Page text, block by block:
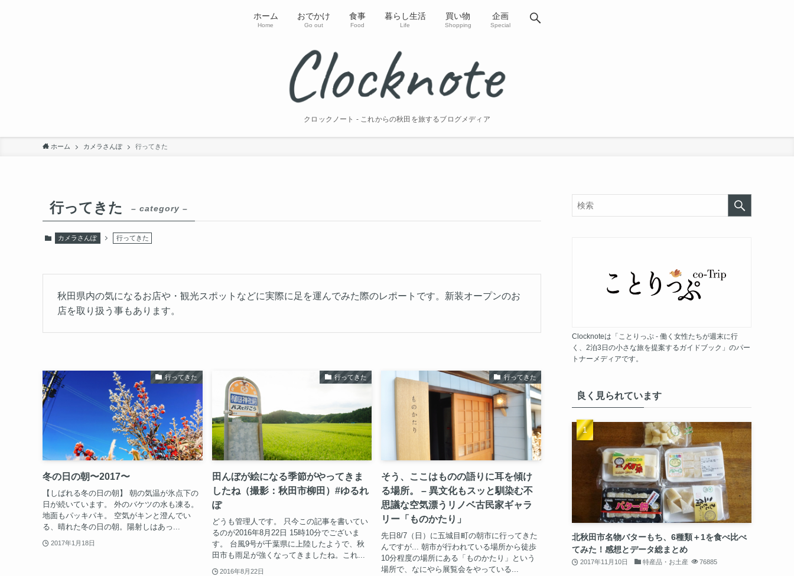
クロックノート - これからの秋田を旅するブログメディア
ホーム
Home
おでかけ
Go out
食事
Food
暮らし生活
Life
買い物
Shopping
企画
Special
ホーム カメラさんぽ 行ってきた
行ってきた – category –
カメラさんぽ 行ってきた
秋田県内の気になるお店や・観光スポットなどに実際に足を運んでみた際のレポートです。新装オープンのお
店を取り扱う事もあります。
行ってきた
冬の日の朝〜2017〜
【しばれる冬の日の朝】 朝の気温が氷点下の
日が続いています。 外のバケツの水も凍る。
地面もパッキパキ。 空気がキンと澄んでい
る、晴れた冬の日の朝。陽射しはあっ...
2017年1月18日
行ってきた
田んぼが絵になる季節がやってきま
したね（撮影：秋田市柳田）#ゆるれ
ぽ
どうも管理人です。 只今この記事を書いてい
るのが2016年8月22日 15時10分でございま
す。 台風9号が千葉県に上陸したようで、秋
田市も雨足が強くなってきましたね。これ...
2016年8月22日
行ってきた
そう、ここはものの語りに耳を傾け
る場所。 – 異文化もスッと馴染む不
思議な空気漂うリノベ古民家ギャラ
リー「ものかたり」
先日8/7（日）に五城目町の朝市に行ってきた
んですが... 朝市が行われている場所から徒歩
10分程度の場所にある「ものかたり」という
場所で、なにやら展覧会をやっている...
Clocknoteは「ことりっぷ - 働く女性たちが週末に行
く、2泊3日の小さな旅を提案するガイドブック」のパー
トナーメディアです。
良く見られています
北秋田市名物バターもち、6種類＋1を食べ比べ
てみた！感想とデータ総まとめ
2017年11月10日 特産品・お土産 76885